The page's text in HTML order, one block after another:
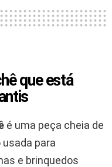
que está
é uma peça cheia de
para
e brinquedos